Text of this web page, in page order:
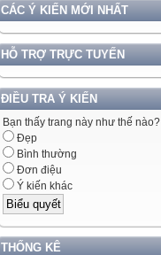
CÁC Ý KIẾN MỚI NHẤT
HỖ TRỢ TRỰC TUYẾN
ĐIỀU TRA Ý KIẾN
Bạn thấy trang này như thế nào?
Đẹp
Bình thường
Đơn điệu
Ý kiến khác
THỐNG KÊ